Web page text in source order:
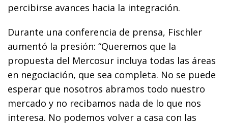
percibirse avances hacia la integración.
Durante una conferencia de prensa, Fischler
aumentó la presión: “Queremos que la
propuesta del Mercosur incluya todas las áreas
en negociación, que sea completa. No se puede
esperar que nosotros abramos todo nuestro
mercado y no recibamos nada de lo que nos
interesa. No podemos volver a casa con las